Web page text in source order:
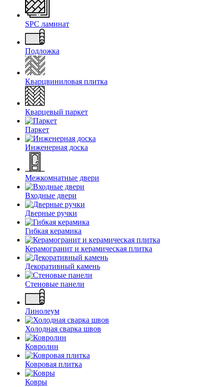
SPC ламинат
Подложка
Кварцвиниловая плитка
Кварцевый паркет
Паркет
Инженерная доска
Межкомнатные двери
Входные двери
Дверные ручки
Гибкая керамика
Керамогранит и керамическая плитка
Декоративный камень
Стеновые панели
Линолеум
Холодная сварка швов
Ковролин
Ковровая плитка
Ковры